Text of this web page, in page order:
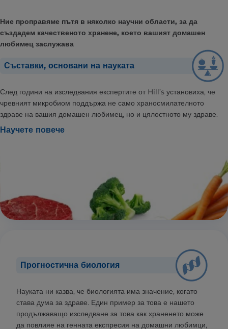
Ние проправяме пътя в няколко научни области, за да
създадем качественото хранене, което вашият домашен
любимец заслужава
Съставки, основани на науката
След години на изследвания експертите от Hill’s установиха, че
чревният микробиом поддържа не само храносмилателното
здраве на вашия домашен любимец, но и цялостното му здраве.
Научете повече
Прогностична биология
Науката ни казва, че биологията има значение, когато
става дума за здраве. Един пример за това е нашето
продължаващо изследване за това как храненето може
да повлияе на генната експресия на домашни любимци,